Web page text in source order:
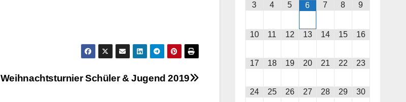
Weihnachtsturnier Schüler & Jugend 2019
3 4 5 6 7 8 9
10 11 12 13 14 15 16
17 18 19 20 21 22 23
24 25 26 27 28 29 30